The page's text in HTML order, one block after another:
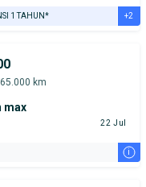
1 TAHUN* +2
km
max
22 Jul
i